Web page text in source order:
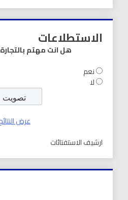
الاستطلاعات
هل انت مهتم بالتجارة
نعم
لا
عرض
ارشيف الاستفتائات